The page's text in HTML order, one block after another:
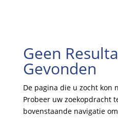
Geen
Gevonden
De pagina die u zocht kon
Probeer uw zoekopdracht
bovenstaande navigatie